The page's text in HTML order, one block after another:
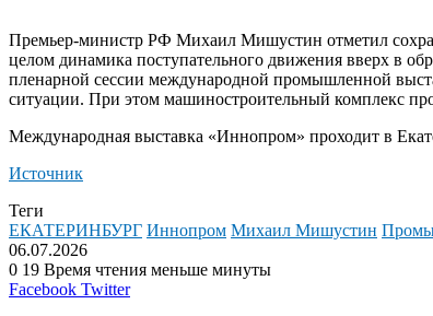
Премьер-министр РФ Михаил Мишустин отметил
целом динамика поступательного движения вверх в
пленарной сессии международной промышленной
ситуации. При этом машиностроительный комплекс
Международная выставка «Иннопром» проходит в
Источник
Теги
ЕКАТЕРИНБУРГ Иннопром Михаил Мишустин
06.07.2026
0 19 Время чтения меньше минуты
Facebook TwitterLinkedIn
Tumblr
Reddit
Вконтакте
Одноклассники
Skype
Messenger
Messenger
WhatsApp
Telegram
Viber
Line
Поделиться